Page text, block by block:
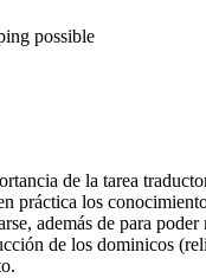
possible
de la tarea
práctica los
además de para
de los dominicos